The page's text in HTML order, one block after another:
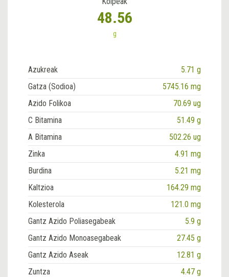
48.56
g
Azukreak
5.71 g
Gatza (Sodioa)
5745.16 mg
Azido Folikoa
70.69 ug
C Bitamina
51.49 g
A Bitamina
502.26 ug
Zinka
4.91 mg
Burdina
5.21 mg
Kaltzioa
164.29 mg
Kolesterola
121.0 mg
Gantz Azido Poliasegabeak
5.9 g
Gantz Azido Monoasegabeak
27.45 g
Gantz Azido Aseak
12.81 g
Zuntza
4.47 g